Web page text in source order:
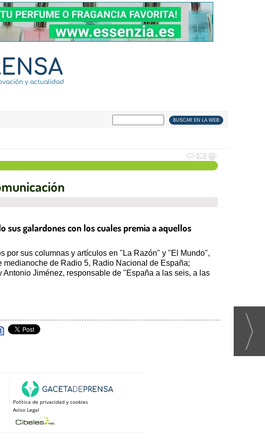
sus galardones con los cuales premia a aquellos
por sus columnas y artículos en "La Razón" y "El Mundo",
de Radio 5, Radio Nacional de España;
Jiménez, responsable de "España a las seis, a las
Política de privacidad y cookies
Aviso Legal